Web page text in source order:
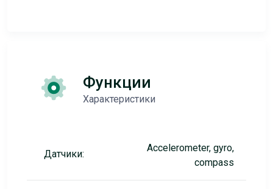
Функции
Характеристики
Датчики:
Accelerometer, gyro,
compass